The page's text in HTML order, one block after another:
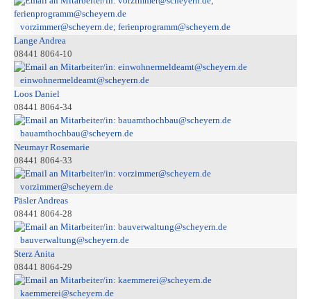
vorzimmer@scheyern.de; ferienprogramm@scheyern.de
Lange Andrea
08441 8064-10
einwohnermeldeamt@scheyern.de
Loos Daniel
08441 8064-34
bauamthochbau@scheyern.de
Neumayr Rosemarie
08441 8064-33
vorzimmer@scheyern.de
Päsler Andreas
08441 8064-28
bauverwaltung@scheyern.de
Sterz Anita
08441 8064-29
kaemmerei@scheyern.de